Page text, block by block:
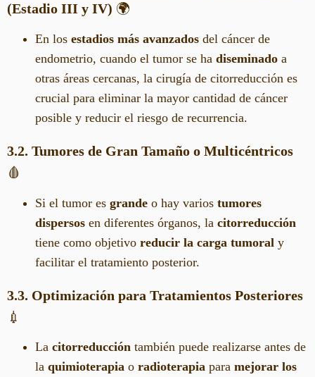
(Estadio III y IV) 🌍
En los estadios más avanzados del cáncer de
endometrio, cuando el tumor se ha diseminado a
otras áreas cercanas, la cirugía de citorreducción es
crucial para eliminar la mayor cantidad de cáncer
posible y reducir el riesgo de recurrencia.
3.2. Tumores de Gran Tamaño o Multicéntricos
🩸
Si el tumor es grande o hay varios tumores
dispersos en diferentes órganos, la citorreducción
tiene como objetivo reducir la carga tumoral y
facilitar el tratamiento posterior.
3.3. Optimización para Tratamientos Posteriores
💉
La citorreducción también puede realizarse antes de
la quimioterapia o radioterapia para mejorar los